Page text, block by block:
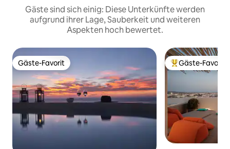
Gäste sind sich einig: Diese Unterkünfte werden
aufgrund ihrer Lage, Sauberkeit und weiteren
Aspekten hoch bewertet.
Gäste-Favorit
Gäste-Favorit Beliebter Gäste-
Gäste-Favorit